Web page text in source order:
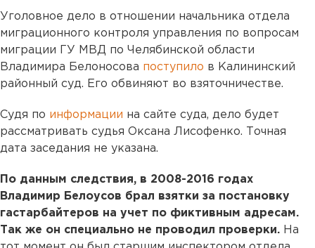
Уголовное дело в отношении начальника отдела
миграционного контроля управления по вопросам
миграции ГУ МВД по Челябинской области
Владимира Белоносова поступило в Калининский
районный суд. Его обвиняют во взяточничестве.
Судя по информации на сайте суда, дело будет
рассматривать судья Оксана Лисофенко. Точная
дата заседания не указана.
По данным следствия, в 2008-2016 годах
Владимир Белоусов брал взятки за постановку
гастарбайтеров на учет по фиктивным адресам.
Так же он специально не проводил проверки. На